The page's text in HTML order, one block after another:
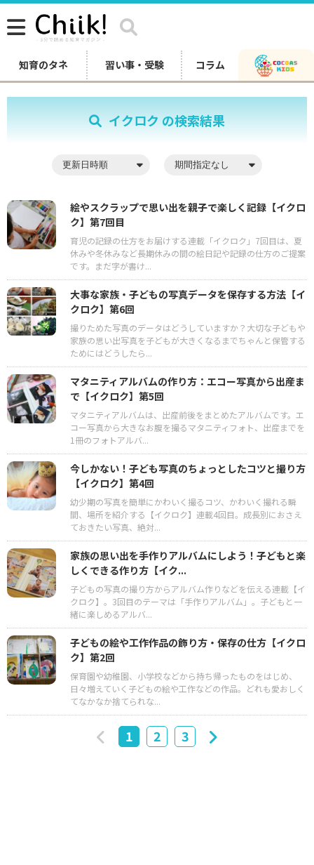
知育のタネ 習い事・受験 コラム
イクロク の検索結果
絵やスクラップで思い出を親子で楽しく記録【イクロ
ク】第7回目
育児の記録の仕方をお届けする連載「イクロク」7回目は、夏
休みや冬休みなど長期休みの間の絵日記や記録の仕方のご提案
です。まだ字が書け...
大事な家族・子どもの写真データを保存する方法【イ
クロク】第6回
撮りためた写真のデータはどうしていますか？大切な子どもや
家族の思い出写真を子どもが大きくなるまでちゃんと保管する
ためにはどうしたら...
マタニティアルバムの作り方：エコー写真から出産ま
で【イクロク】第5回
マタニティアルバムは、出産前後をまとめたアルバムです。エ
コー写真から大きなお腹を撮るマタニティフォト、出産までを
1冊のフォトアルバ...
今しかない！子ども写真のちょっとしたコツと撮り方
【イクロク】第4回
幼少期の写真を簡単にかわいく撮るコツ、かわいく撮れる瞬
間、場所を紹介する【イクロク】連載4回目。成長別におさえ
ておきたい写真、絶対...
家族の思い出を手作りアルバムにしよう！子どもと楽
しくできる作り方【イク...
子どもの写真の撮り方からアルバム作りなどを伝える連載【イ
クロク】。3回目のテーマは「手作りアルバム」。子どもと一
緒に楽しめるアルバ...
子どもの絵や工作作品の飾り方・保存の仕方【イクロ
ク】第2回
保育園や幼稚園、小学校などから持ち帰ったものをはじめ、
日々増えていく子どもの絵や工作などの作品。どれも愛おしく
てなかなか捨てられな...
1 2 3